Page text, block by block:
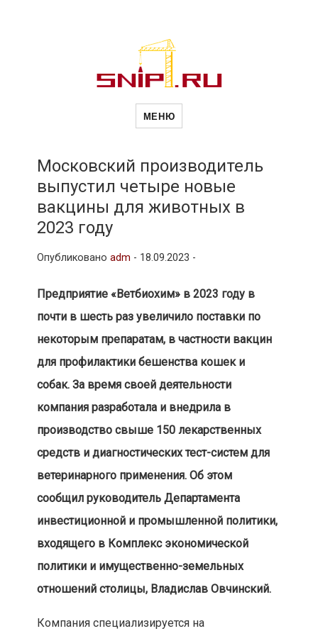
Новости
и
рубрики
МЕНЮ
Московский производитель
выпустил четыре новые
вакцины для животных в
2023 году
Опубликовано adm - 18.09.2023 -
Предприятие «Ветбиохим» в 2023 году в
почти в шесть раз увеличило поставки по
некоторым препаратам, в частности вакцин
для профилактики бешенства кошек и
собак. За время своей деятельности
компания разработала и внедрила в
производство свыше 150 лекарственных
средств и диагностических тест-систем для
ветеринарного применения. Об этом
сообщил руководитель Департамента
инвестиционной и промышленной политики,
входящего в Комплекс экономической
политики и имущественно-земельных
отношений столицы, Владислав Овчинский.​​​​​​​
Компания специализируется на